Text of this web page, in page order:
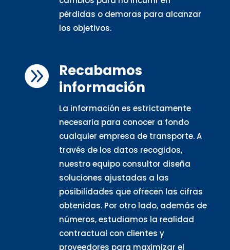
pérdidas o demoras para alcanzar
los objetivos.

Recabamos
información
La información es estrictamente
necesaria para conocer a fondo
cualquier empresa de transporte. A
través de los datos recogidos,
nuestro equipo consultor diseña
soluciones ajustadas a las
posibilidades que ofrecen las cifras
obtenidas. Por otro lado, además de
números, estudiamos la realidad
contractual con clientes y
proveedores para maximizar el